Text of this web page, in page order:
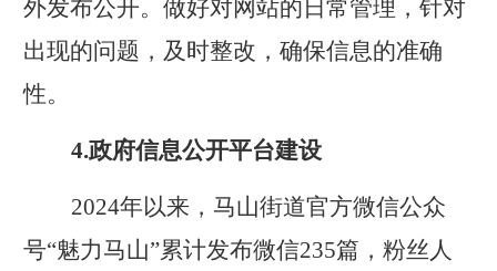
外发布公开。做好对网站的日常管理，针对
出现的问题，及时整改，确保信息的准确
性。
4.政府信息公开平台建设
2024年以来，马山街道官方微信公众
号“魅力马山”累计发布微信235篇，粉丝人